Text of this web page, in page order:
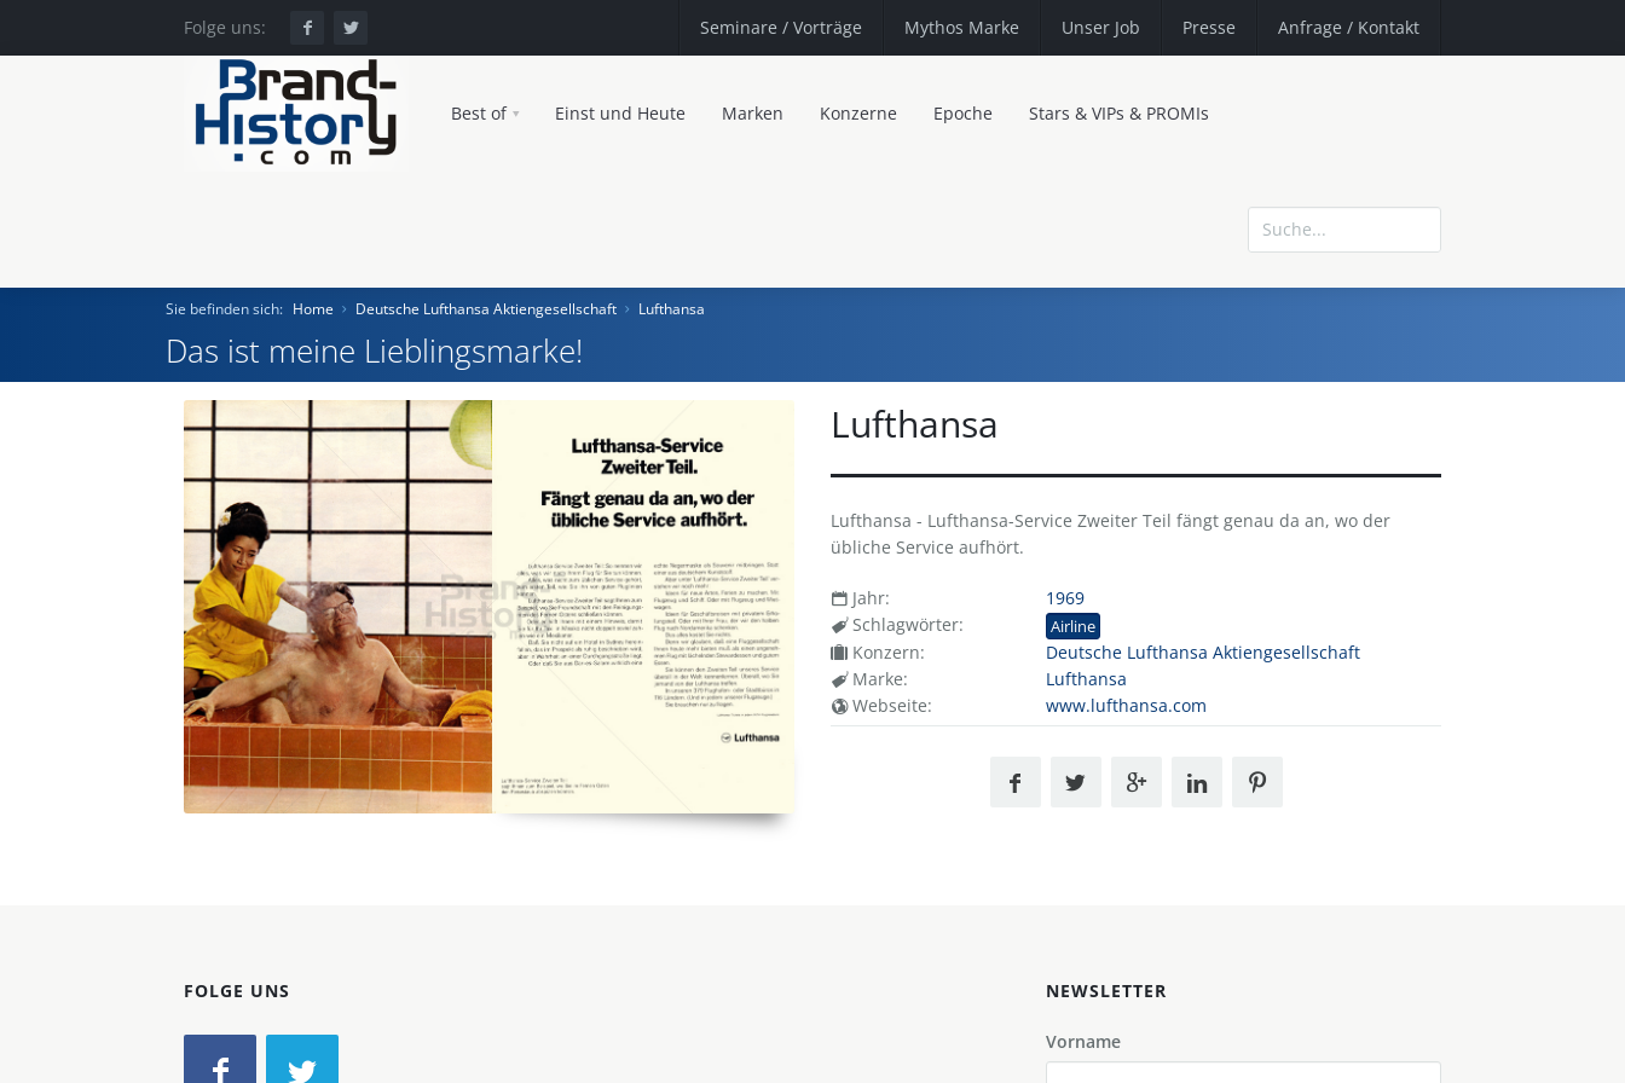
Folge uns: Seminare / Vorträge Mythos Marke Unser Job Presse Anfrage / Kontakt
Best of Einst und Heute Marken Konzerne Epoche Stars & VIPs & PROMIs
Home
Einst und Heute
Marken
Konzerne
Epoche
Sie befinden sich: Home Deutsche Lufthansa Aktiengesellschaft Lufthansa
Das ist meine Lieblingsmarke!
Lufthansa
Lufthansa - Lufthansa-Service Zweiter Teil fängt genau da an, wo der
übliche Service aufhört.
Jahr:
1969
Schlagwörter:
Airline
Konzern:
Deutsche Lufthansa Aktiengesellschaft
Marke:
Lufthansa
Webseite:
www.lufthansa.com
FOLGE UNS NEWSLETTER
Vorname